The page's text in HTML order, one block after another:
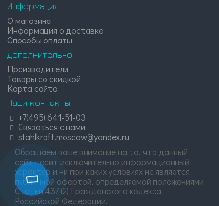
Информация
О магазине
Информация о доставке
Способы оплаты
Дополнительно
Производители
Товары со скидкой
Карта сайта
Наши контакты
+7(495) 641-51-03
Связаться с нами
stahlkraft.moscow@yandex.ru
Обращаем ваше внимание на то, что данный
сайт носит исключительно информационный
характер и ни при каких условиях не является
публичной офертой, определяемой положениями
Статьи 437 (2) Гражданского кодекса
Российской Федерации.